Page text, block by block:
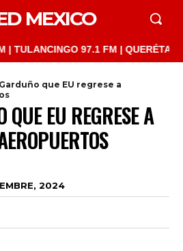
MEXICO
97.1 FM | QUERÉTARO
que EU regrese a
QUE EU REGRESE A
2024